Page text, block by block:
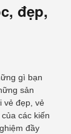
đẹp,
gì bạn
sản
vẻ đẹp, vẻ
các kiến
đầy